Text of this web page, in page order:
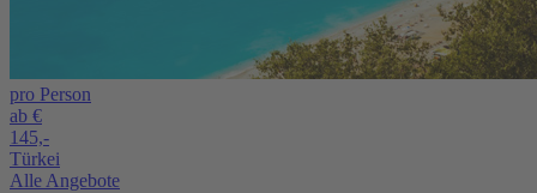
pro Person
ab €
145,-
Türkei
Alle Angebote